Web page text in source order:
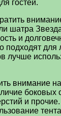
гостей.
шатра
и
подходят для
лучше
внимание
боковых
и